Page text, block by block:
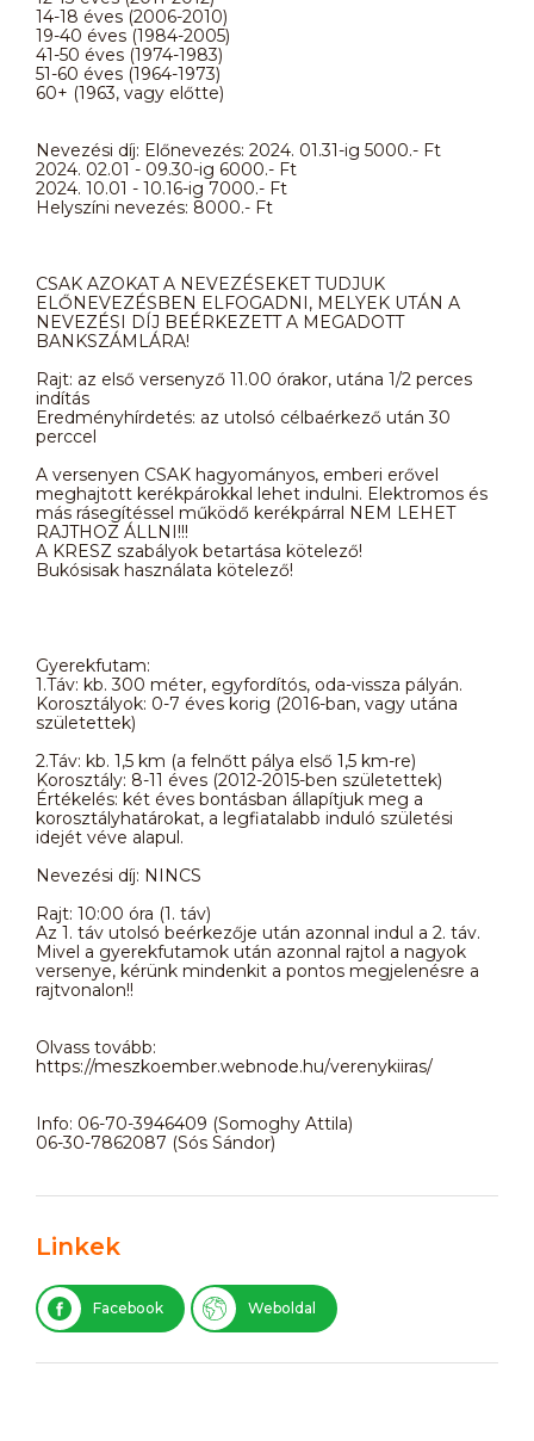
14-18 éves (2006-2010)
19-40 éves (1984-2005)
41-50 éves (1974-1983)
51-60 éves (1964-1973)
60+ (1963, vagy előtte)
Nevezési díj: Előnevezés: 2024. 01.31-ig 5000.- Ft
2024. 02.01 - 09.30-ig 6000.- Ft
2024. 10.01 - 10.16-ig 7000.- Ft
Helyszíni nevezés: 8000.- Ft
CSAK AZOKAT A NEVEZÉSEKET TUDJUK
ELŐNEVEZÉSBEN ELFOGADNI, MELYEK UTÁN A
NEVEZÉSI DÍJ BEÉRKEZETT A MEGADOTT
BANKSZÁMLÁRA!
Rajt: az első versenyző 11.00 órakor, utána 1/2 perces
indítás
Eredményhírdetés: az utolsó célbaérkező után 30
perccel
A versenyen CSAK hagyományos, emberi erővel
meghajtott kerékpárokkal lehet indulni. Elektromos és
más rásegítéssel működő kerékpárral NEM LEHET
RAJTHOZ ÁLLNI!!!
A KRESZ szabályok betartása kötelező!
Bukósisak használata kötelező!
Gyerekfutam:
1.Táv: kb. 300 méter, egyfordítós, oda-vissza pályán.
Korosztályok: 0-7 éves korig (2016-ban, vagy utána
születettek)
2.Táv: kb. 1,5 km (a felnőtt pálya első 1,5 km-re)
Korosztály: 8-11 éves (2012-2015-ben születettek)
Értékelés: két éves bontásban állapítjuk meg a
korosztályhatárokat, a legfiatalabb induló születési
idejét véve alapul.
Nevezési díj: NINCS
Rajt: 10:00 óra (1. táv)
Az 1. táv utolsó beérkezője után azonnal indul a 2. táv.
Mivel a gyerekfutamok után azonnal rajtol a nagyok
versenye, kérünk mindenkit a pontos megjelenésre a
rajtvonalon!!
Olvass tovább:
https://meszkoember.webnode.hu/verenykiiras/
Info: 06-70-3946409 (Somoghy Attila)
06-30-7862087 (Sós Sándor)
Linkek
Facebook Weboldal